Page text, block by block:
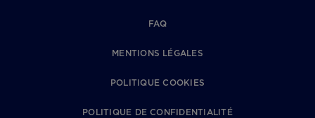
FAQ
MENTIONS LÉGALES
POLITIQUE COOKIES
POLITIQUE DE CONFIDENTIALITÉ